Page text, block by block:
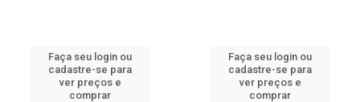
Faça seu login ou
cadastre-se para
ver preços e
comprar
Faça seu login ou
cadastre-se para
ver preços e
comprar